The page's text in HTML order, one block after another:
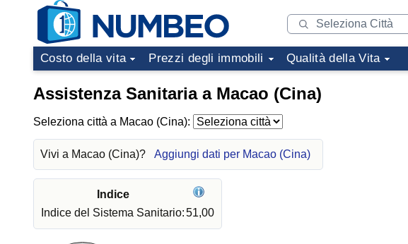
Costo della vita Prezzi degli immobili Qualità della Vita
Assistenza Sanitaria a Macao (Cina)
Seleziona città a Macao (Cina):
Vivi a Macao (Cina)? Aggiungi dati per Macao (Cina)
Indice
Indice del Sistema Sanitario:51,00